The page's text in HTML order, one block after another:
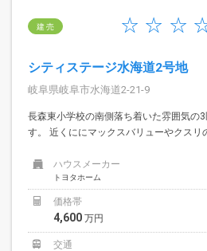
建 売
シティステージ水海道2号地
岐阜県岐阜市水海道2-21-9
長森東小学校の南側落ち着いた雰囲気の
す。 近くににマックスバリューやクスリ
ハウスメーカー
トヨタホーム
価格帯
4,600 万円
交通